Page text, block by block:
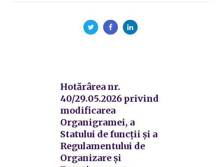
Hotărârea nr.
40/29.05.2026 privind
modificarea
Organigramei, a
Statului de funcții și a
Regulamentului de
Organizare și